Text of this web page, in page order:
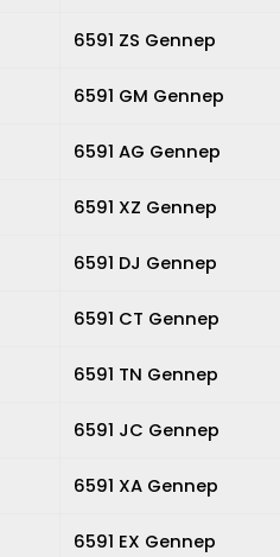
6591 ZS Gennep
6591 GM Gennep
6591 AG Gennep
6591 XZ Gennep
6591 DJ Gennep
6591 CT Gennep
6591 TN Gennep
6591 JC Gennep
6591 XA Gennep
6591 EX Gennep